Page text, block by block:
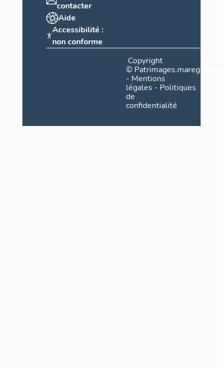
contacter
Aide
Accessibilité :
non conforme
Copyright
©
- Mentions
légales - Politiques
de
confidentialité